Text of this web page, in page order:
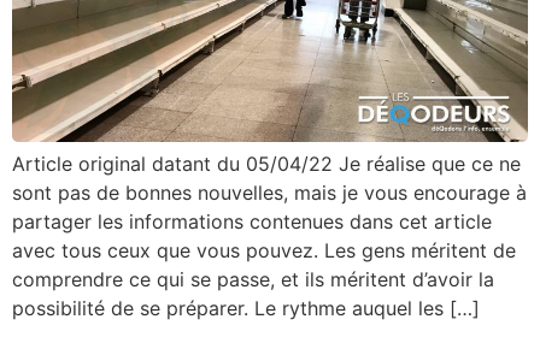
Article original datant du 05/04/22 Je réalise que ce ne
sont pas de bonnes nouvelles, mais je vous encourage à
partager les informations contenues dans cet article
avec tous ceux que vous pouvez. Les gens méritent de
comprendre ce qui se passe, et ils méritent d’avoir la
possibilité de se préparer. Le rythme auquel les […]